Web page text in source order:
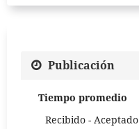
Publicación
Tiempo promedio
Recibido - Aceptado